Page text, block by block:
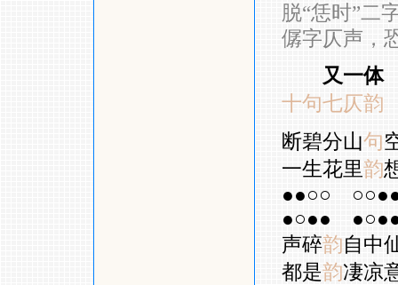
脱“恁时”二
僝字仄声，
又一体
十句七仄韵
断碧分山句
一生花里韵
●●○○
●○●●
声碎韵自中
都是韵凄凉